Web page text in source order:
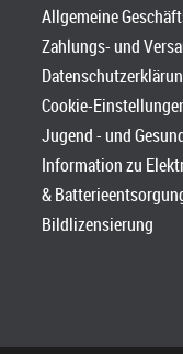
Allgemeine
Zahlungs- und
Cookie-
Jugend - und
Information zu
&
Bildlizensierung